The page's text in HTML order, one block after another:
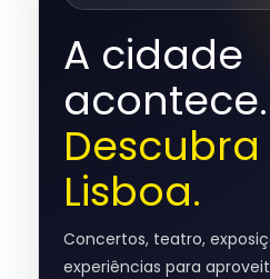
A cidade
acontece.
Descubra
Lisboa.
Concertos, teatro,
experiências para